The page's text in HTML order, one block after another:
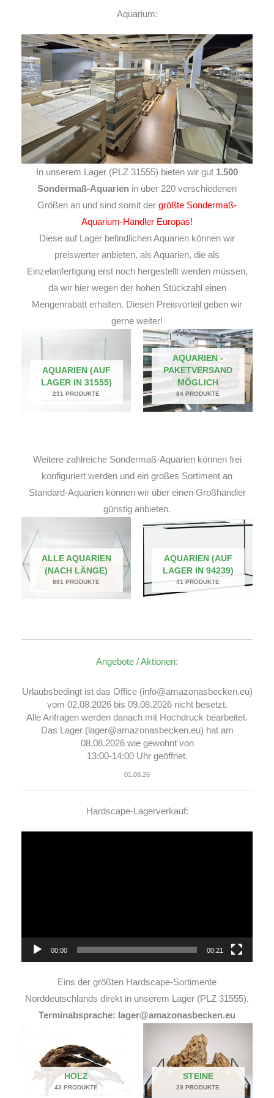
Aquarium:
In unserem Lager (PLZ 31555) bieten wir gut 1.500
Sondermaß-Aquarien in über 220 verschiedenen
Größen an und sind somit der größte Sondermaß-
Aquarium-Händler Europas!
Diese auf Lager befindlichen Aquarien können wir
preiswerter anbieten, als Aquarien, die als
Einzelanfertigung erst noch hergestellt werden müssen,
da wir hier wegen der hohen Stückzahl einen
Mengenrabatt erhalten. Diesen Preisvorteil geben wir
gerne weiter!
AQUARIEN (AUF
LAGER IN 31555)
231 PRODUKTE
AQUARIEN -
PAKETVERSAND
MÖGLICH
84 PRODUKTE
Weitere zahlreiche Sondermaß-Aquarien können frei
konfiguriert werden und ein großes Sortiment an
Standard-Aquarien können wir über einen Großhändler
günstig anbieten.
ALLE AQUARIEN
(NACH LÄNGE)
881 PRODUKTE
AQUARIEN (AUF
LAGER IN 94239)
41 PRODUKTE
Angebote / Aktionen:
Urlaubsbedingt ist das Office (info@amazonasbecken.eu)
vom 02.08.2026 bis 09.08.2026 nicht besetzt.
Alle Anfragen werden danach mit Hochdruck bearbeitet.
Das Lager (lager@amazonasbecken.eu) hat am
08.08.2026 wie gewohnt von
13:00-14:00 Uhr geöffnet.
01.08.26
Hardscape-Lagerverkauf:
00:00 00:21
Eins der größten Hardscape-Sortimente
Norddeutschlands direkt in unserem Lager (PLZ 31555).
Terminabsprache: lager@amazonasbecken.eu
HOLZ
43 PRODUKTE
STEINE
29 PRODUKTE